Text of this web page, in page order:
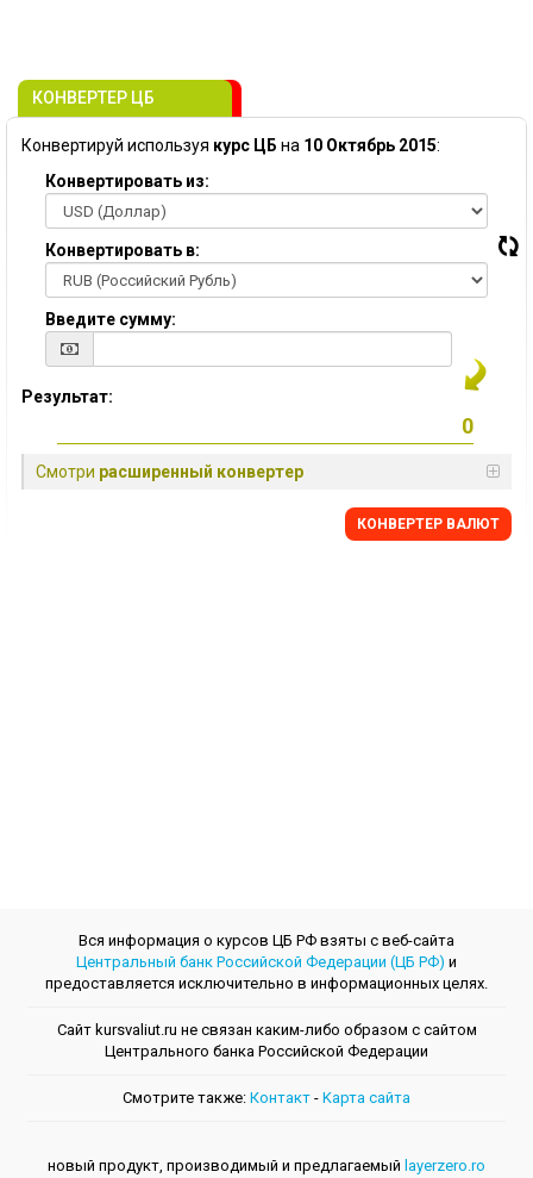
КОНВЕРТЕР ЦБ
Конвертируй используя курс ЦБ на 10 Октябрь 2015:
Конвертировать из:
Конвертировать в:
Введите сумму:
Результат:
Смотри расширенный конвертер
КОНВЕРТЕР ВАЛЮТ
Вся информация о курсов ЦБ РФ взяты с веб-сайта
Центральный банк Российской Федерации (ЦБ РФ) и
предоставляется исключительно в информационных целях.
Сайт kursvaliut.ru не связан каким-либо образом с сайтом
Центрального банкa Российской Федерации
Смотрите также: Контакт - Kарта сайта
новый продукт, производимый и предлагаемый layerzero.ro